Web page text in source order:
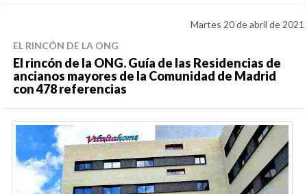
Martes 20 de abril de 2021
EL RINCÓN DE LA ONG
El rincón de la ONG. Guía de las Residencias de
ancianos mayores de la Comunidad de Madrid
con 478 referencias